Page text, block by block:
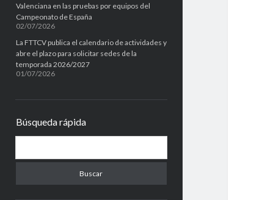
Valenciana en las pruebas por equipos del
Campeonato de España
02/07/2026
La FTTCV publica el calendario de actividades y
abre el plazo para solicitar sedes de la
temporada 2026/2027
01/07/2026
Búsqueda rápida
u
c